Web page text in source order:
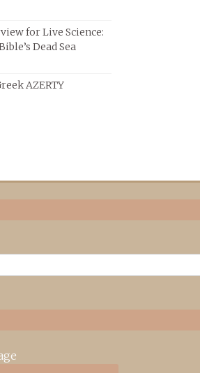
for Live Science:
Dead Sea
AZERTY